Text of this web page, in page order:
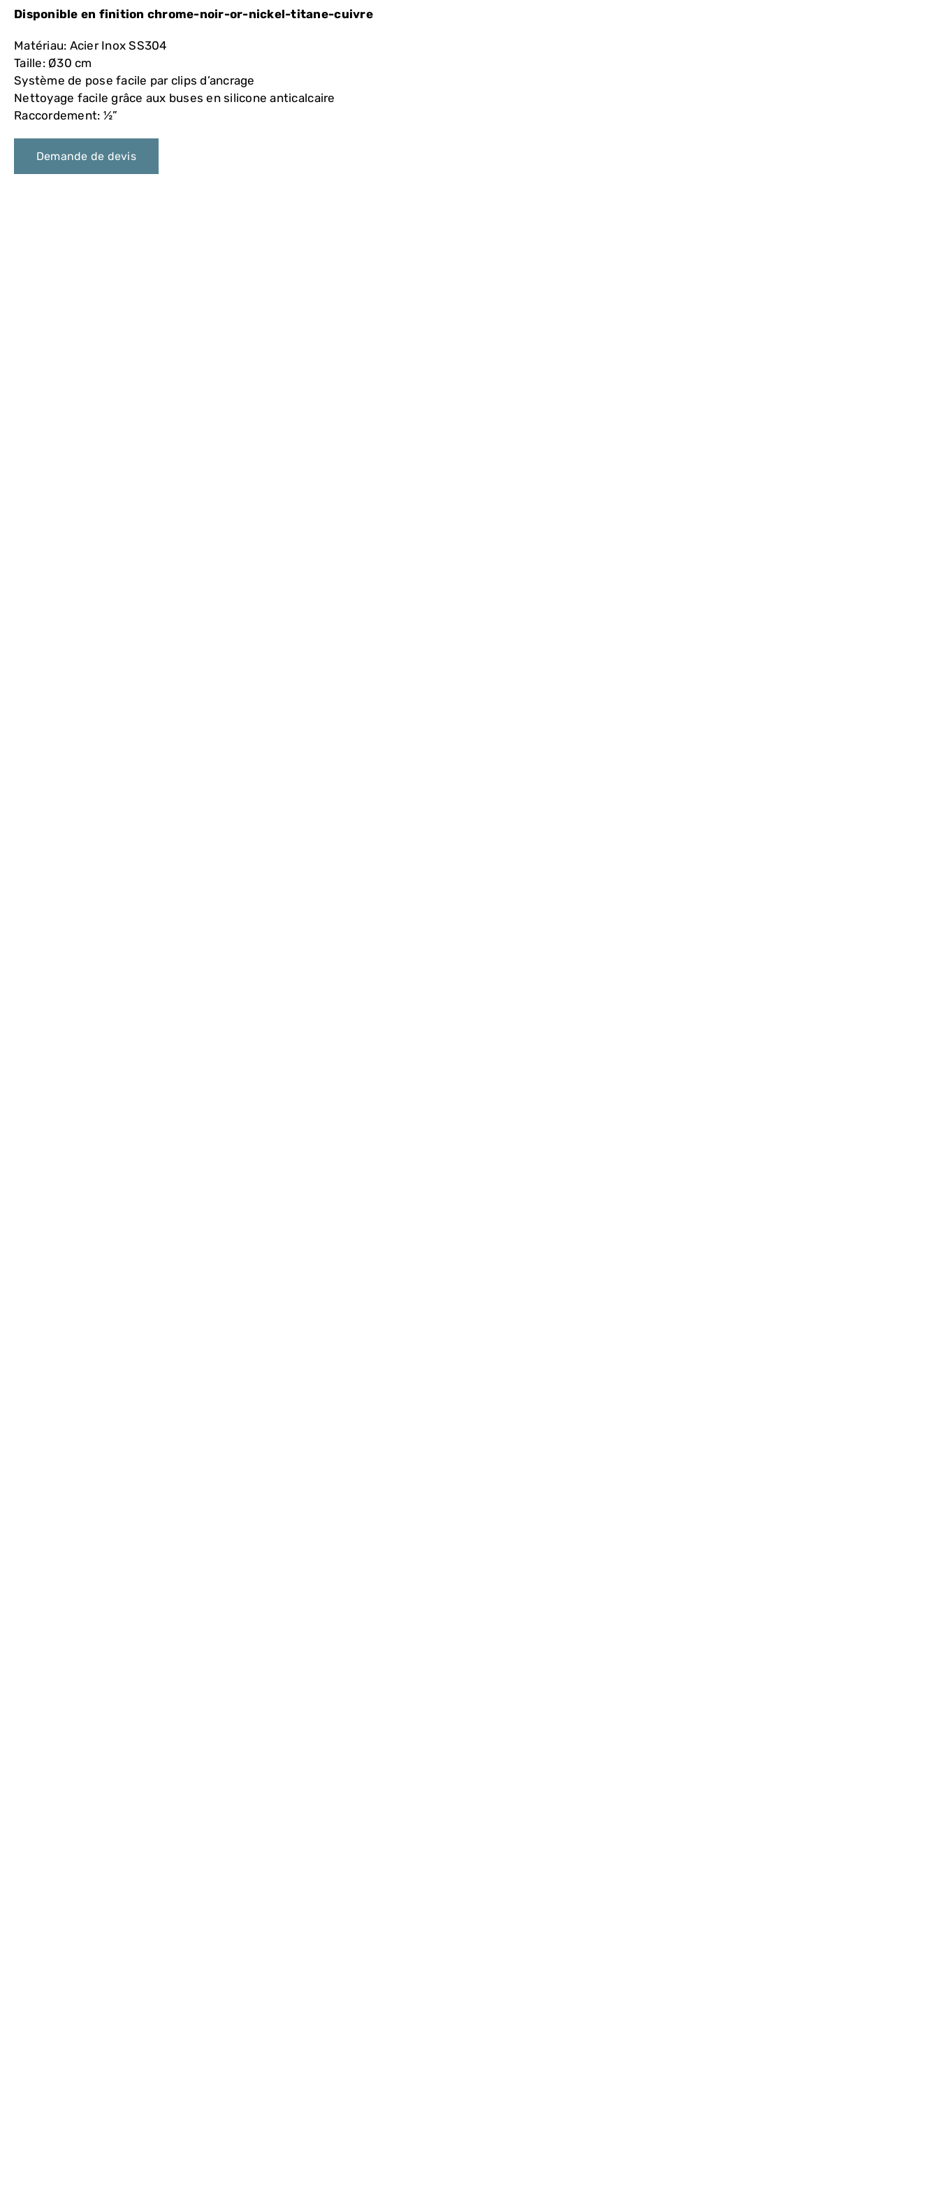
Disponible en finition chrome-noir-or-nickel-titane-cuivre
Matériau: Acier Inox SS304
Taille: Ø30 cm
Système de pose facile par clips d’ancrage
Nettoyage facile grâce aux buses en silicone anticalcaire
Raccordement: ½”
Demande de devis